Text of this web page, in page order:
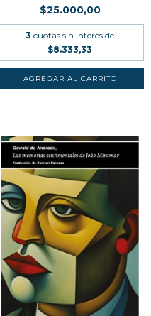
$25.000,00
3 cuotas sin interés de
$8.333,33